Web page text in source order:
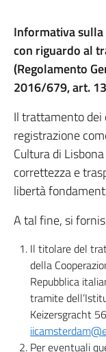
Informativa
con riguardo al
(Regolamento
2016/679, art.
Il trattamento dei
registrazione
Cultura di
correttezza e
libertà
A tal fine, si
Il titolare del
della
Repubblica
tramite
Keizersgracht
Per eventuali